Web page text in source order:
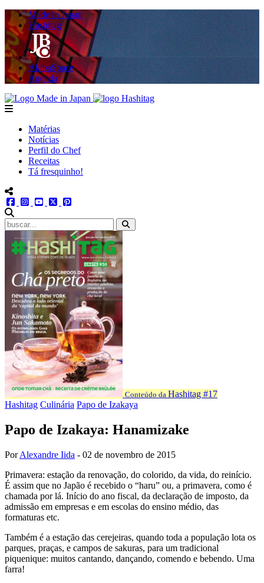
Made in Japan
Hashitag
AkibaSpace
Agenda
Powered By Made in Japan
Hashitag
menu
Matérias
Notícias
Perfil do Chef
Receitas
Tá fresquinho!
menu redes social
facebookinstagram
youtube
twitter
Conteúdo da Hashitag #17
Hashitag Culinária Papo de Izakaya
Papo de Izakaya: Hanamizake
PorAlexandre Iida - 02 de novembro de 2015
Primavera: estação da renovação, do colorido, da vida, do reinício.
É assim que no Japão é recebido o “haru” ou, a primavera, como é
chamada por lá. Início do ano fiscal, da declaração de imposto, da
admissão em empresas e em escolas do ensino médio, das
formaturas etc.
Também é a estação das cerejeiras, quando toda a população lota os
parques, praças, e campos de sakuras, para um tradicional
piquenique: muitos cantando, dançando, comendo e bebendo. Uma
farra!